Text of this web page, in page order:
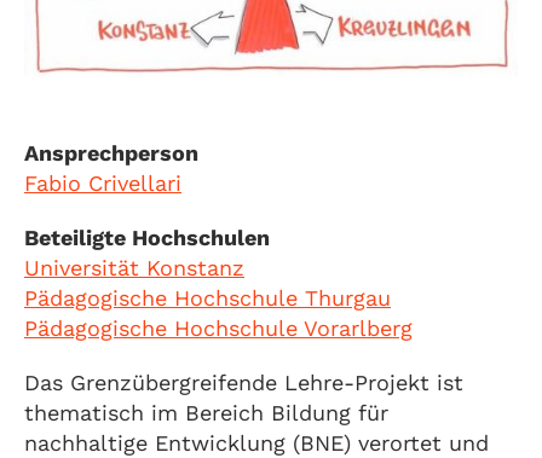
Ansprechperson
Fabio Crivellari
Beteiligte Hochschulen
Universität Konstanz
Pädagogische Hochschule Thurgau
Pädagogische Hochschule Vorarlberg
Das Grenzübergreifende Lehre-Projekt ist
thematisch im Bereich Bildung für
nachhaltige Entwicklung (BNE) verortet und